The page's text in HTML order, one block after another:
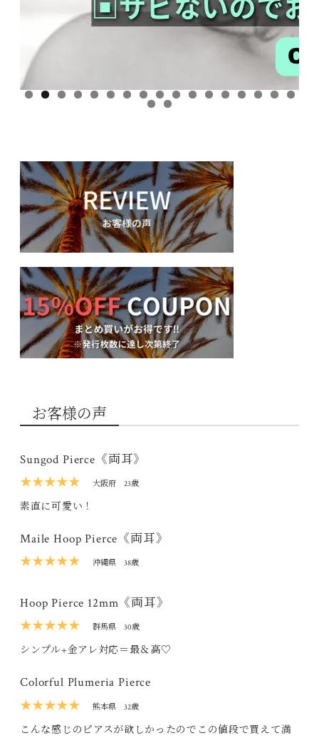
0 1 2 3 4 5 6 7
8 9
お客様の声
Sungod Pierce《両耳》
★★★★★
大阪府 23歳
素直に可愛い！
Maile Hoop Pierce《両耳》
★★★★★
沖縄県 38歳
Hoop Pierce 12mm《両耳》
★★★★★
群馬県 30歳
シンプル+金アレ対応＝最＆高♡
Colorful Plumeria Pierce
★★★★★
熊本県 32歳
こんな感じのピアスが欲しかったのでこの値段で買えて満